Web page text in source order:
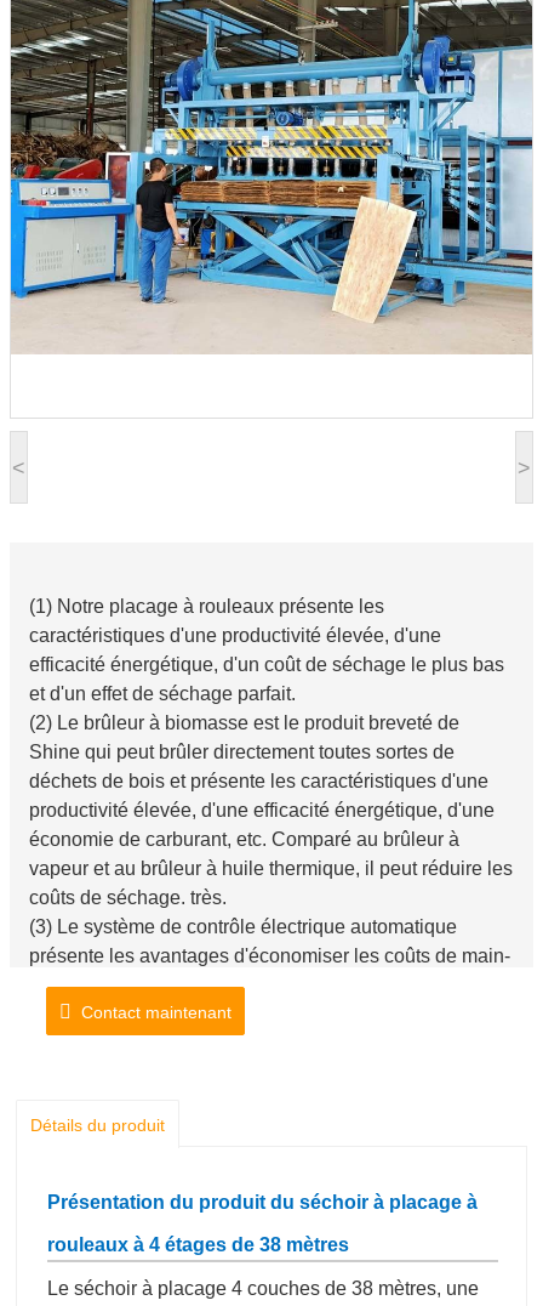
< >
(1) Notre placage à rouleaux présente les
caractéristiques d'une productivité élevée, d'une
efficacité énergétique, d'un coût de séchage le plus bas
et d'un effet de séchage parfait.
(2) Le brûleur à biomasse est le produit breveté de
Shine qui peut brûler directement toutes sortes de
déchets de bois et présente les caractéristiques d'une
productivité élevée, d'une efficacité énergétique, d'une
économie de carburant, etc. Comparé au brûleur à
vapeur et au brûleur à huile thermique, il peut réduire les
coûts de séchage. très.
(3) Le système de contrôle électrique automatique
présente les avantages d'économiser les coûts de main-
d'œuvre, un fonctionnement simple et un faible taux de
défaillance dont les principaux composants électriques
Contact maintenant
Détails du produit
Présentation du produit du séchoir à placage à
rouleaux à 4 étages de 38 mètres
Le séchoir à placage 4 couches de 38 mètres, une